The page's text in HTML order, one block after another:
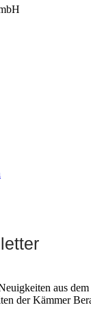
aus
der Kämmer